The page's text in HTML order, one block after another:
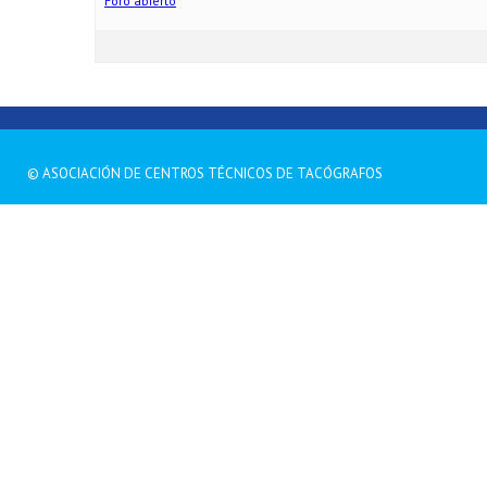
© ASOCIACIÓN DE CENTROS TÉCNICOS DE TACÓGRAFOS